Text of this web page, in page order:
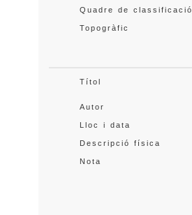
Quadre de classificació
Topogràfic
Títol
Autor
Lloc i data
Descripció física
Nota